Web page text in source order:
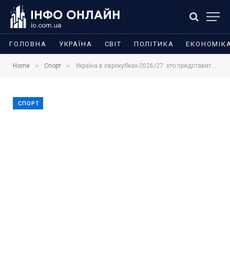
ГОЛОВНА УКРАЇНА СВІТ ПОЛІТИКА
Home » Спорт » Україна в єврокубках-2026/27: хто представить країну в турнірах УЄФА
СПОРТ